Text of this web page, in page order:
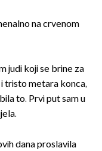
na crvenom
judi koji se brine za
tristo metara konca,
to. Prvi put sam u
dana proslavila